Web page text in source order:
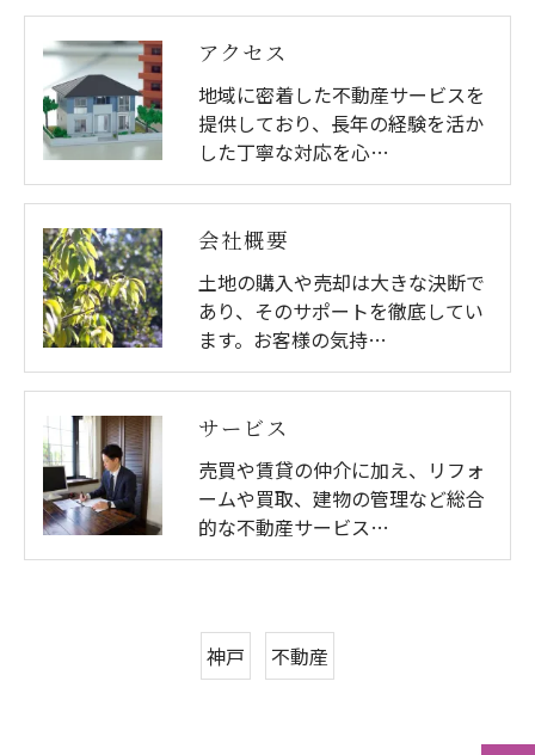
アクセス
地域に密着した不動産サービスを
提供しており、長年の経験を活か
した丁寧な対応を心…
会社概要
土地の購入や売却は大きな決断で
あり、そのサポートを徹底してい
ます。お客様の気持…
サービス
売買や賃貸の仲介に加え、リフォ
ームや買取、建物の管理など総合
的な不動産サービス…
神戸 不動産